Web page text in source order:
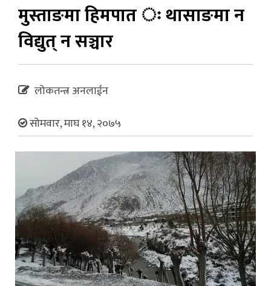
मुस्ताङमा हिमपात ः थासाङमा न
विद्युत् न सञ्चार
लोकतन्त्र अनलाईन
सोमवार, माघ १४, २०७५